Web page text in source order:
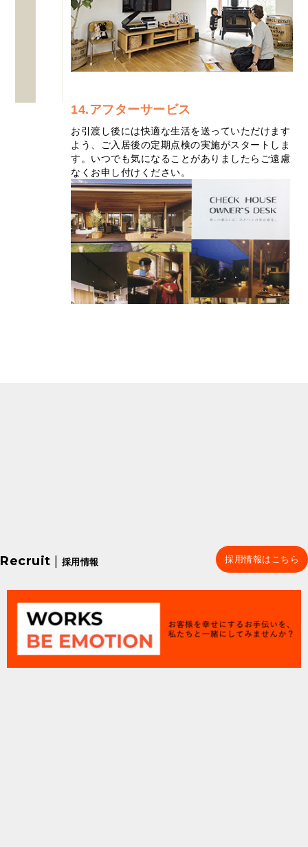
14.アフターサービス
お引渡し後には快適な生活を送っていただけます
よう、ご入居後の定期点検の実施がスタートしま
す。いつでも気になることがありましたらご遠慮
なくお申し付けください。
Recruit | 採用情報 採用情報はこちら